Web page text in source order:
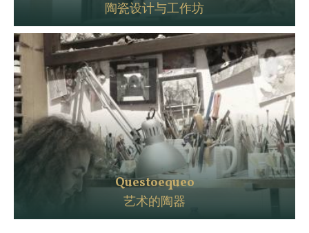
陶瓷设计与工作坊
Questoequeo
艺术的陶器